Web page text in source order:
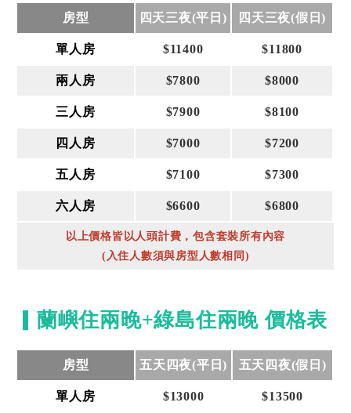
房型 四天三夜(平日) 四天三夜(假日)
單人房 $11400 $11800
兩人房 $7800 $8000
三人房 $7900 $8100
四人房 $7000 $7200
五人房 $7100 $7300
六人房 $6600 $6800
以上價格皆以人頭計費，包含套裝所有內容
(入住人數須與房型人數相同)
▎蘭嶼住兩晚+綠島住兩晚 價格表
房型 五天四夜(平日) 五天四夜(假日)
單人房 $13000 $13500